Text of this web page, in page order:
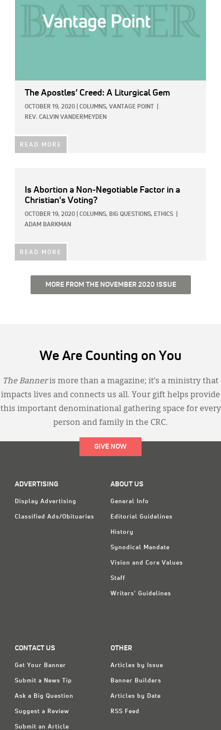
The Apostles’ Creed: A Liturgical Gem
OCTOBER 19, 2020 COLUMNS, VANTAGE POINT
REV. CALVIN VANDERMEYDEN
READ MORE
Is Abortion a Non-Negotiable Factor in a
Christian's Voting?
OCTOBER 19, 2020 COLUMNS, BIG QUESTIONS, ETHICS
ADAM BARKMAN
READ MORE
MORE FROM THE NOVEMBER 2020 ISSUE
We Are Counting on You
The Banneris more than a magazine; it’s a ministry that
impacts lives and connects us all. Your gift helps provide
this important denominational gathering space for every
person and family in the CRC.
GIVE NOW
ADVERTISING
Display Advertising
Classified Ads/Obituaries
ABOUT US
General Info
Editorial Guidelines
History
Synodical Mandate
Vision and Core Values
Staff
Writers' Guidelines
CONTACT US
Get Your Banner
Submit a News Tip
Ask a Big Question
Suggest a Review
Submit an Article
OTHER
Articles by Issue
Banner Builders
Articles by Date
RSS Feed